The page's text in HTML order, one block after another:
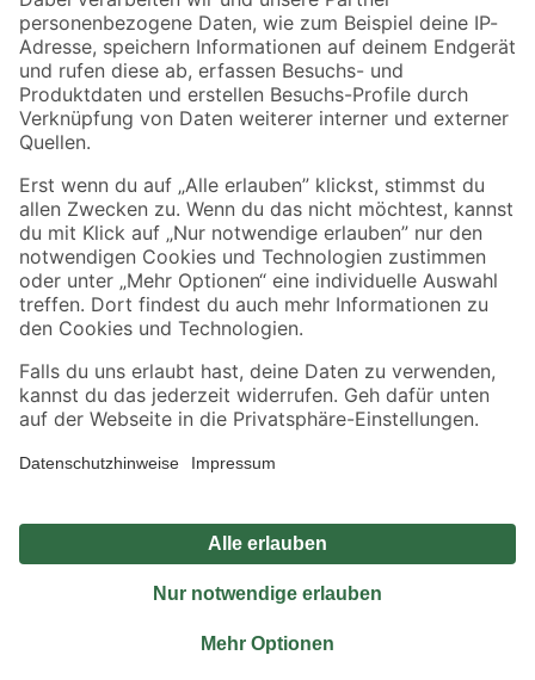
Zahlungsarten Versandarten
Sicher einkaufen
Jetzt die toom-App herunterladen
Alle Preisangaben in EUR inkl. gesetzl. MwSt.. Die dargestellten Angebote sind unter
Umständen nicht in allen Märkten verfügbar. Die angegebenen Verfügbarkeiten beziehen
Produkte nur solange der Vorrat reicht.
*Paketversand ab 59 € versandkostenfrei, gilt nicht für Artikel mit Speditionsversand, hier
Privatsphäre Impressum
Nutzungsbedingungen
Widerrufsrecht
Vertrag widerrufen
© 2026 toom Baumarkt GmbH